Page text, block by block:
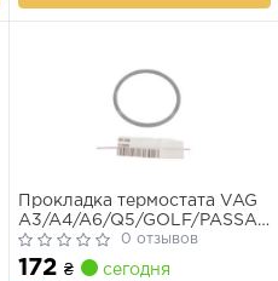
Прокладка термостата VAG
A3/A4/A6/Q5/GOLF/PASSAT/
00- 1.2D/1.6/1.8/2.0TDi/2.0
0 отзывов
172 ₴
сегодня